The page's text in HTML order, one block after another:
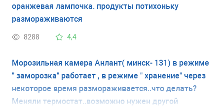
оранжевая лампочка. продукты потихоньку
размораживаются
8288 4,4
Морозильная камера Анлант( минск- 131) в режиме
" заморозка" работает , в режиме " хранение" через
некоторое время размораживается..что делать?
Меняли термостат..возможно нужен другой